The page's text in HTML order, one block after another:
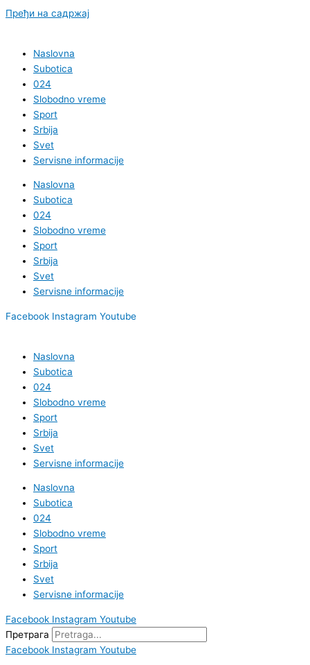
Пређи на садржај
Naslovna
Subotica
024
Slobodno vreme
Sport
Srbija
Svet
Servisne informacije
Naslovna
Subotica
024
Slobodno vreme
Sport
Srbija
Svet
Servisne informacije
Facebook Instagram Youtube
Naslovna
Subotica
024
Slobodno vreme
Sport
Srbija
Svet
Servisne informacije
Naslovna
Subotica
024
Slobodno vreme
Sport
Srbija
Svet
Servisne informacije
Facebook Instagram Youtube
Претрага
Facebook Instagram Youtube